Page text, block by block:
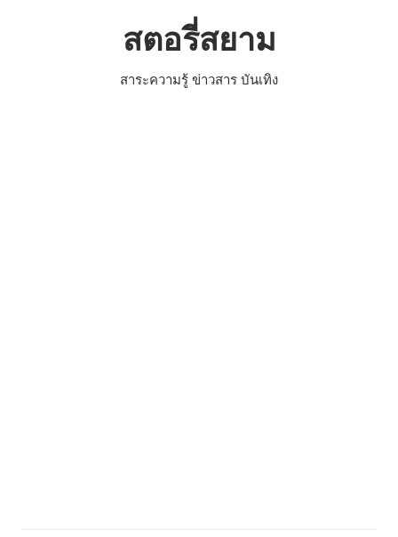
สตอรี่สยาม
สาระความรู้ ข่าวสาร บันเทิง